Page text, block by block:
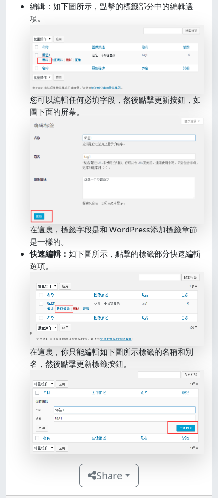
編輯：如下圖所示，點擊的標籤部分中的編輯選
項。
您可以編輯任何必填字段，然後點擊更新按鈕，如
圖下面的屏幕。
在這裏，標籤字段是和 WordPress添加標籤章節
是一樣的。
快速編輯： 如下圖所示，點擊的標籤部分快速編輯
選項。
在這裏，你只能編輯如下圖所示標籤的名稱和別
名，然後點擊更新標籤按鈕。
Share